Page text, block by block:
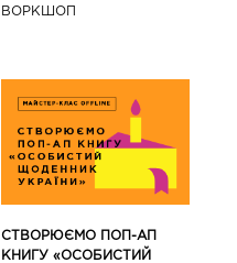
ВОРКШОП
СТВОРЮЄМО ПОП-АП
КНИГУ «ОСОБИСТИЙ